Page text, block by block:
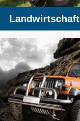
Landwirtschaft